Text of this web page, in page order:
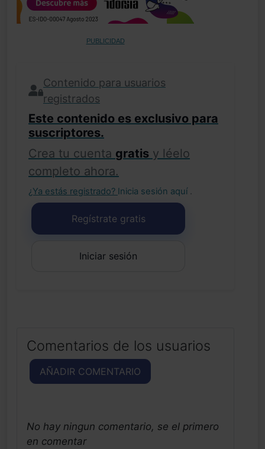
PUBLICIDAD
Contenido para usuarios
registrados
Este contenido es exclusivo para
suscriptores.
Crea tu cuenta gratis y léelo
completo ahora.
¿Ya estás registrado? Inicia sesión aquí .
Regístrate gratis
Iniciar sesión
Comentarios de los usuarios
AÑADIR COMENTARIO
No hay ningun comentario, se el primero
en comentar